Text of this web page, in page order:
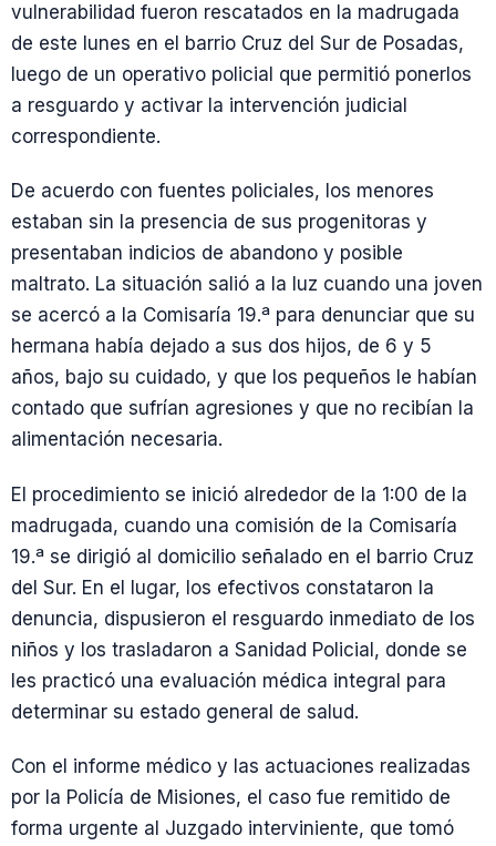
vulnerabilidad fueron rescatados en la madrugada
de este lunes en el barrio Cruz del Sur de Posadas,
luego de un operativo policial que permitió ponerlos
a resguardo y activar la intervención judicial
correspondiente.
De acuerdo con fuentes policiales, los menores
estaban sin la presencia de sus progenitoras y
presentaban indicios de abandono y posible
maltrato. La situación salió a la luz cuando una joven
se acercó a la Comisaría 19.ª para denunciar que su
hermana había dejado a sus dos hijos, de 6 y 5
años, bajo su cuidado, y que los pequeños le habían
contado que sufrían agresiones y que no recibían la
alimentación necesaria.
El procedimiento se inició alrededor de la 1:00 de la
madrugada, cuando una comisión de la Comisaría
19.ª se dirigió al domicilio señalado en el barrio Cruz
del Sur. En el lugar, los efectivos constataron la
denuncia, dispusieron el resguardo inmediato de los
niños y los trasladaron a Sanidad Policial, donde se
les practicó una evaluación médica integral para
determinar su estado general de salud.
Con el informe médico y las actuaciones realizadas
por la Policía de Misiones, el caso fue remitido de
forma urgente al Juzgado interviniente, que tomó